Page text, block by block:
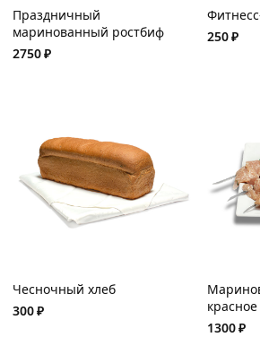
Праздничный
маринованный ростбиф
2750₽
250₽
Чесночный хлеб
300₽
1300₽